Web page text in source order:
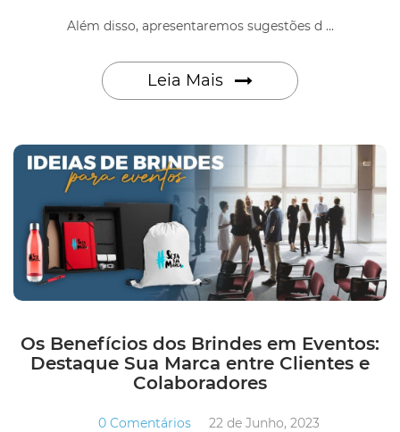
Além disso, apresentaremos sugestões d ...
Leia Mais
Os Benefícios dos Brindes em Eventos:
Destaque Sua Marca entre Clientes e
Colaboradores
0 Comentários 22 de Junho, 2023